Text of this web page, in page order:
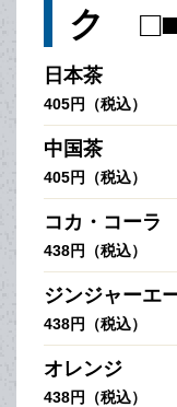
ク
日本茶
405円（税込）
中国茶
405円（税込）
コカ・コーラ
438円（税込）
ジンジャーエ
438円（税込）
オレンジ
438円（税込）